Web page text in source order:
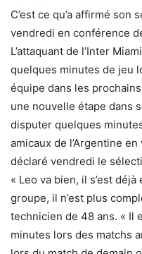
C’est ce qu’a affirmé
vendredi en conférence
L’attaquant de l’Inter
quelques minutes de jeu
équipe dans les
une nouvelle étape dans
disputer quelques
amicaux de l’Argentine
déclaré vendredi le
« Leo va bien, il s’est
groupe, il n’est plus
technicien de 48 ans. « Il
minutes lors des matchs